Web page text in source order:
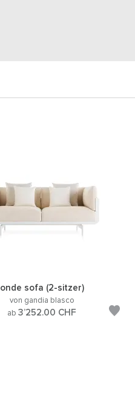
onde sofa (2-sitzer)
von gandia blasco
ab 3’252.00 CHF